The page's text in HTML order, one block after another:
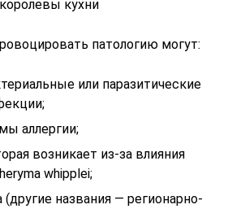
кухни
патологию могут:
или паразитические
аллергии;
возникает из-за влияния
whipplei;
(другие названия — регионарно-